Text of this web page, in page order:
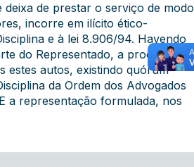
de prestar o serviço de modo
incorre em ilícito ético-
e à lei 8.906/94. Havendo
do Representado, a procedência
estes autos, existindo quórum
da Ordem dos Advogados
a representação formulada, nos